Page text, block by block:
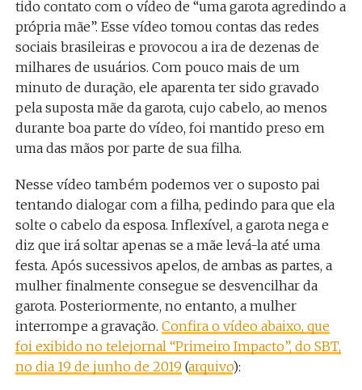
tido contato com o vídeo de “uma garota agredindo a
própria mãe”. Esse vídeo tomou contas das redes
sociais brasileiras e provocou a ira de dezenas de
milhares de usuários. Com pouco mais de um
minuto de duração, ele aparenta ter sido gravado
pela suposta mãe da garota, cujo cabelo, ao menos
durante boa parte do vídeo, foi mantido preso em
uma das mãos por parte de sua filha.
Nesse vídeo também podemos ver o suposto pai
tentando dialogar com a filha, pedindo para que ela
solte o cabelo da esposa. Inflexível, a garota nega e
diz que irá soltar apenas se a mãe levá-la até uma
festa. Após sucessivos apelos, de ambas as partes, a
mulher finalmente consegue se desvencilhar da
garota. Posteriormente, no entanto, a mulher
interrompe a gravação. Confira o vídeo abaixo, que
foi exibido no telejornal “Primeiro Impacto”, do SBT,
no dia 19 de junho de 2019 (arquivo):